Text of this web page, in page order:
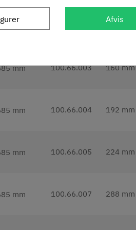
100.66.003 160 mm
100.66.004 192 mm
100.66.005 224 mm
100.66.007 288 mm
Afvis